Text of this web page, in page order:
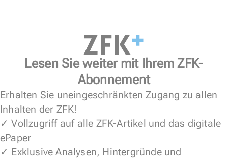
Lesen Sie weiter mit Ihrem ZFK-
Abonnement
Erhalten Sie uneingeschränkten Zugang zu allen
Inhalten der ZFK!
✓ Vollzugriff auf alle ZFK-Artikel und das digitale
ePaper
✓ Exklusive Analysen, Hintergründe und